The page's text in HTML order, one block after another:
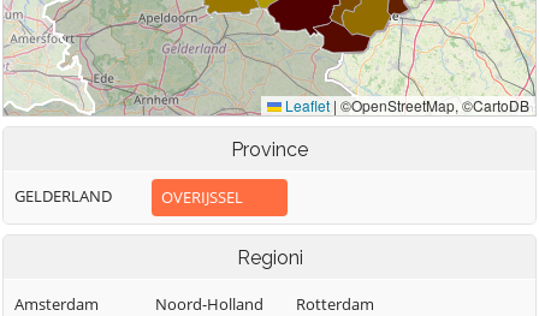
Province
GELDERLAND OVERIJSSEL
Regioni
Amsterdam
Noord-Holland
Rotterdam